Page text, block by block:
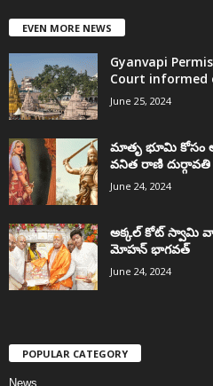
EVEN MORE NEWS
Gyanvapi
Court
June 25, 2024
మాతృ భూమి కోసం
వనిత రాణి దుర్గావతి
June 24, 2024
అక్కల్‌ కోట్‌ స్వామి
మోహన్ భాగవత్
June 24, 2024
POPULAR CATEGORY
News